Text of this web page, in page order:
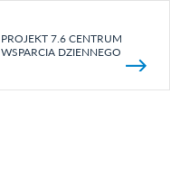
PROJEKT 7.6 CENTRUM
WSPARCIA DZIENNEGO